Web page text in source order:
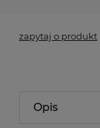
zapytaj o produkt
Opis